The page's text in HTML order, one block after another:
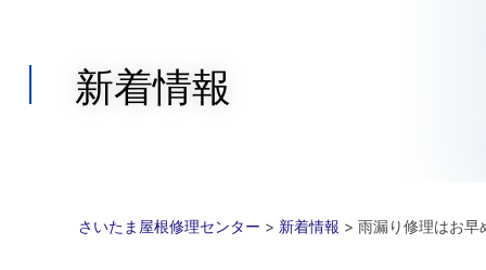
新着情報
さいたま屋根修理センター > 新着情報 > 雨漏り修理はお早